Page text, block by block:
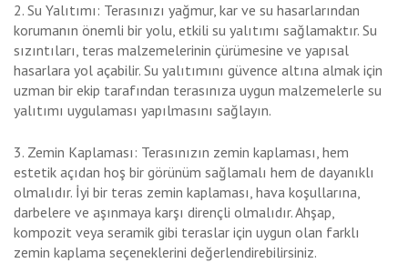
2. Su Yalıtımı: Terasınızı yağmur, kar ve su hasarlarından
korumanın önemli bir yolu, etkili su yalıtımı sağlamaktır. Su
sızıntıları, teras malzemelerinin çürümesine ve yapısal
hasarlara yol açabilir. Su yalıtımını güvence altına almak için
uzman bir ekip tarafından terasınıza uygun malzemelerle su
yalıtımı uygulaması yapılmasını sağlayın.
3. Zemin Kaplaması: Terasınızın zemin kaplaması, hem
estetik açıdan hoş bir görünüm sağlamalı hem de dayanıklı
olmalıdır. İyi bir teras zemin kaplaması, hava koşullarına,
darbelere ve aşınmaya karşı dirençli olmalıdır. Ahşap,
kompozit veya seramik gibi teraslar için uygun olan farklı
zemin kaplama seçeneklerini değerlendirebilirsiniz.